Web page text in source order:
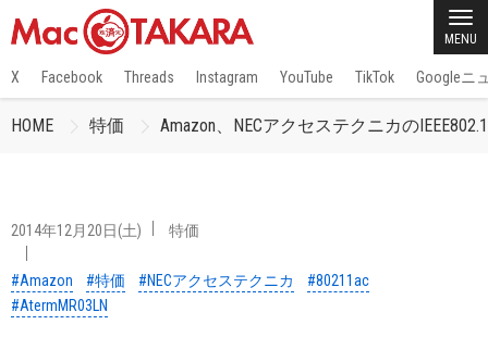
MENU
X Facebook Threads Instagram YouTube TikTok Googleニ
HOME 特価 Amazon、NECアクセステクニカの
2014年12月20日(土) 特価
#Amazon #特価 #NECアクセステクニカ
#80211ac
#AtermMR03LN